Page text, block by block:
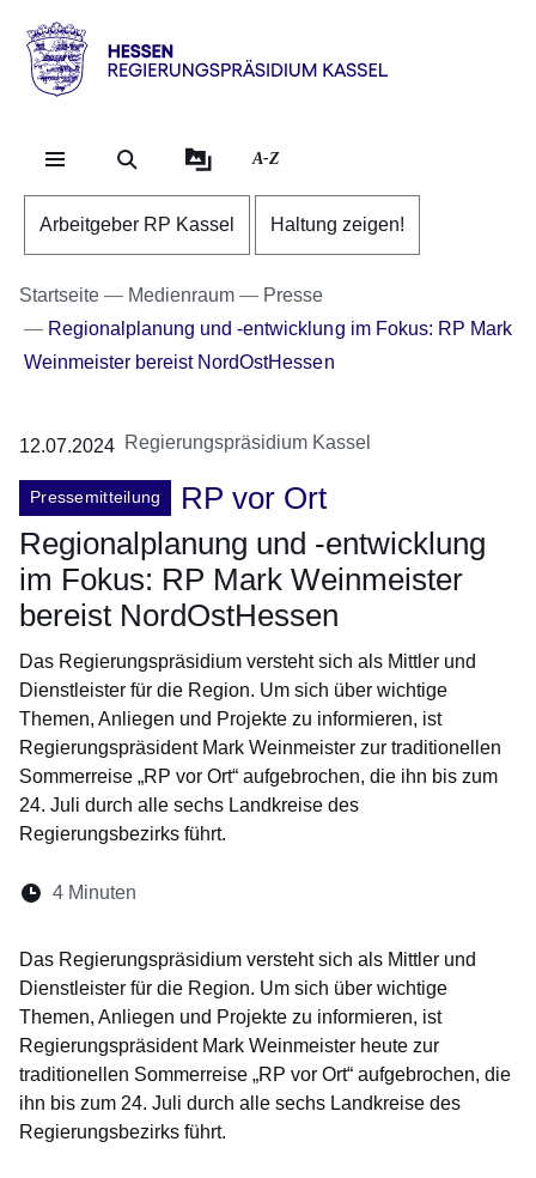
Direkt zum Kopf der
Direkt zum Inhalt
Direkt zum Fuß der
Hessen
RP
A-Z
Arbeitgeber RP Kassel Haltung zeigen!
Startseite Medienraum
Presse
Regionalplanung und -entwicklung im Fokus: RP Mark
Weinmeister bereist NordOstHessen
12.07.2024 Regierungspräsidium Kassel
Pressemitteilung
RP vor Ort
Regionalplanung und -entwicklung
im Fokus: RP Mark Weinmeister
bereist NordOstHessen
Das Regierungspräsidium versteht sich als Mittler und
Dienstleister für die Region. Um sich über wichtige
Themen, Anliegen und Projekte zu informieren, ist
Regierungspräsident Mark Weinmeister zur traditionellen
Sommerreise „RP vor Ort“ aufgebrochen, die ihn bis zum
24. Juli durch alle sechs Landkreise des
Regierungsbezirks führt.
Lesedauer:
4 Minuten
Das Regierungspräsidium versteht sich als Mittler und
Dienstleister für die Region. Um sich über wichtige
Themen, Anliegen und Projekte zu informieren, ist
Regierungspräsident Mark Weinmeister heute zur
traditionellen Sommerreise „RP vor Ort“ aufgebrochen, die
ihn bis zum 24. Juli durch alle sechs Landkreise des
Regierungsbezirks führt.